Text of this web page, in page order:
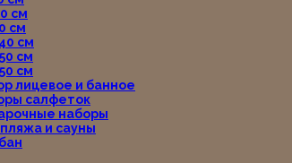
см
см
см
см
см
лицевое и банное
салфеток
наборы
и сауны